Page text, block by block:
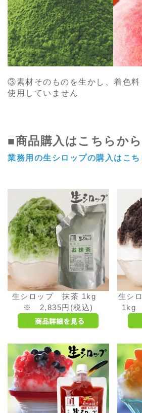
③素材そのものを生かし、着色料
使用していません
■商品購入はこちらから
業務用の生シロップの購入はこち
生シロップ 抹茶 1kg
※ 2,835円(税込)
生シ
1kg